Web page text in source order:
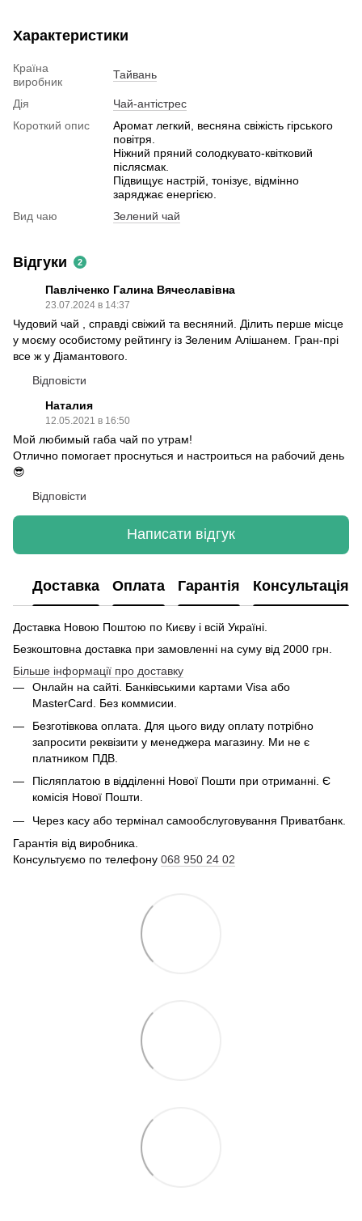
Характеристики
Країна
виробник
Тайвань
Дія
Чай-антістрес
Короткий опис
Аромат легкий, весняна свіжість гірського
повітря.
Ніжний пряний солодкувато-квітковий
післясмак.
Підвищує настрій, тонізує, відмінно
заряджає енергією.
Вид чаю
Зелений чай
Відгуки 2
Павліченко Галина Вячеславівна
23.07.2024 в 14:37
Чудовий чай , справді свіжий та весняний. Ділить перше місце
у моєму особистому рейтингу із Зеленим Алішанем. Гран-прі
все ж у Діамантового.
Відповісти
Наталия
12.05.2021 в 16:50
Мой любимый габа чай по утрам!
Отлично помогает проснуться и настроиться на рабочий день
😎
Відповісти
Написати відгук
Доставка Оплата Гарантія Консультація
Доставка Новою Поштою по Києву і всій Україні.
Безкоштовна доставка при замовленні на суму від 2000 грн.
Більше інформації про доставку
Онлайн на сайті. Банківськими картами Visa або
MasterCard. Без коммисии.
Безготівкова оплата. Для цього виду оплату потрібно
запросити реквізити у менеджера магазину. Ми не є
платником ПДВ.
Післяплатою в відділенні Нової Пошти при отриманні. Є
комісія Нової Пошти.
Через касу або термінал самообслуговування Приватбанк.
Гарантія від виробника.
Консультуємо по телефону 068 950 24 02